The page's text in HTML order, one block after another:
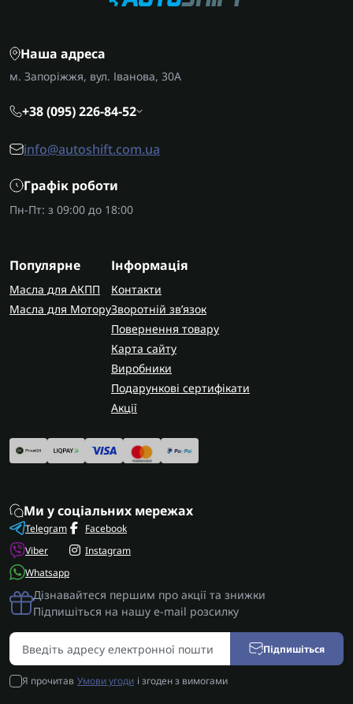
Наша адреса
м. Запоріжжя, вул. Іванова, 30А
+38 (095) 226-84-52
info@autoshift.com.ua
Графік роботи
Пн-Пт: з 09:00 до 18:00
Популярне
Масла для АКПП
Масла для Мотору
Інформація
Контакти
Зворотній зв’язок
Повернення товару
Карта сайту
Виробники
Подарункові сертифікати
Акції
Ми у соціальних мережах
Telegram
Viber
Whatsapp
Facebook
Instagram
Дізнавайтеся першим про акції та знижки
Підпишіться на нашу e-mail розсилку
Підпишіться
Я прочитав Умови угоди і згоден з вимогами